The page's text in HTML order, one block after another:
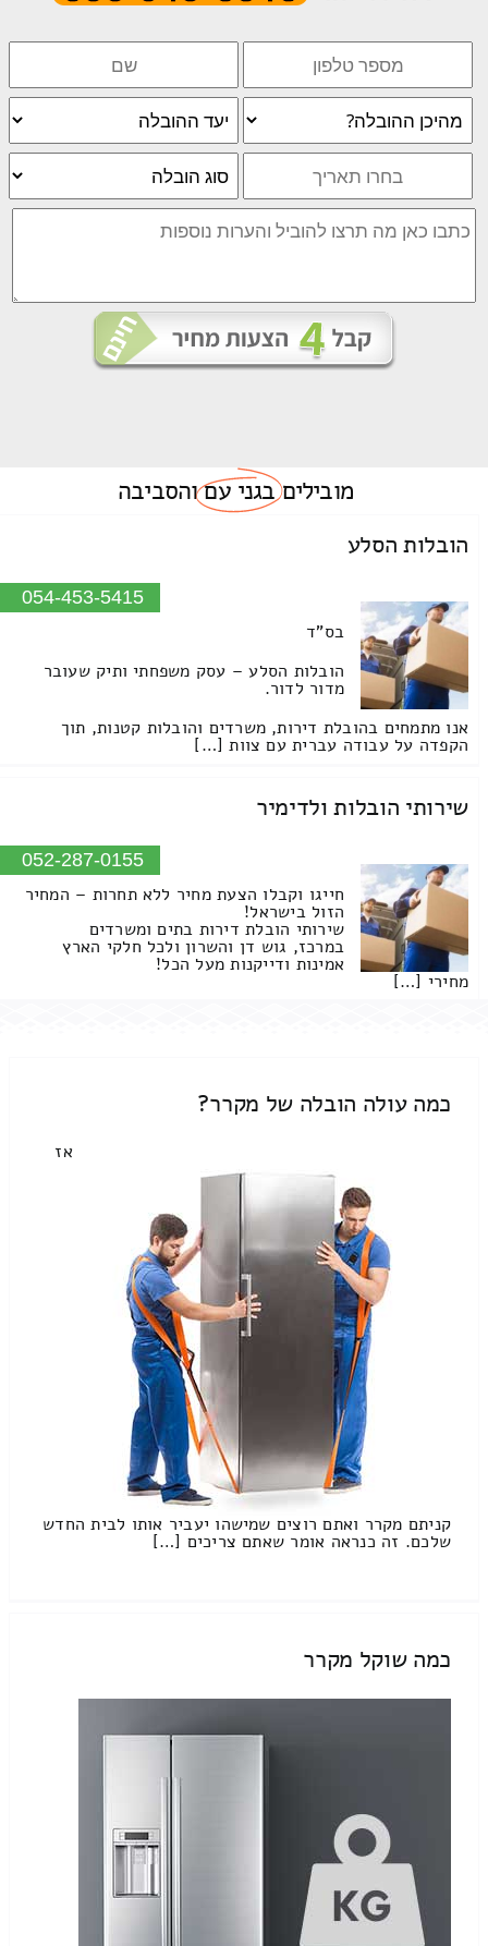
מוביליםבגני עםוהסביבה
הובלות הסלע
054-453-5415
בס"ד
הובלות הסלע – עסק משפחתי ותיק שעובר
מדור לדור.
אנו מתמחים בהובלת דירות, משרדים והובלות קטנות, תוך
הקפדה על עבודה עברית עם צוות […]
שירותי הובלות ולדימיר
052-287-0155
חייגו וקבלו הצעת מחיר ללא תחרות – המחיר
הזול בישראל!
שירותי הובלת דירות בתים ומשרדים
במרכז, גוש דן והשרון ולכל חלקי הארץ
אמינות ודייקנות מעל הכל!
מחירי […]
כמה עולה הובלה של מקרר?
אז
קניתם מקרר ואתם רוצים שמישהו יעביר אותו לבית החדש
שלכם. זה כנראה אומר שאתם צריכים […]
כמה שוקל מקרר